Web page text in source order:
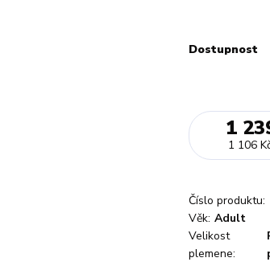
Dostupnost
1
1 106
Číslo produktu:
Věk: Adult
Velikost
plemene: